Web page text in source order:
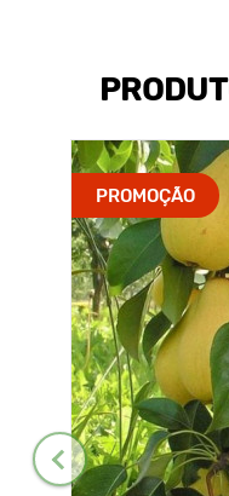
PROMOÇÃO